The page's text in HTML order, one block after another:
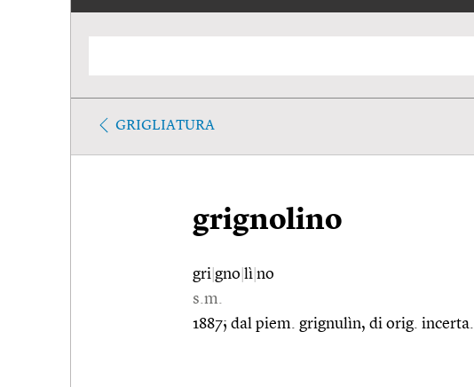
GRIGLIATURA
grignolino
gri gno lì no
s.m.
1887; dal piem. grignulìn, di orig. incerta.